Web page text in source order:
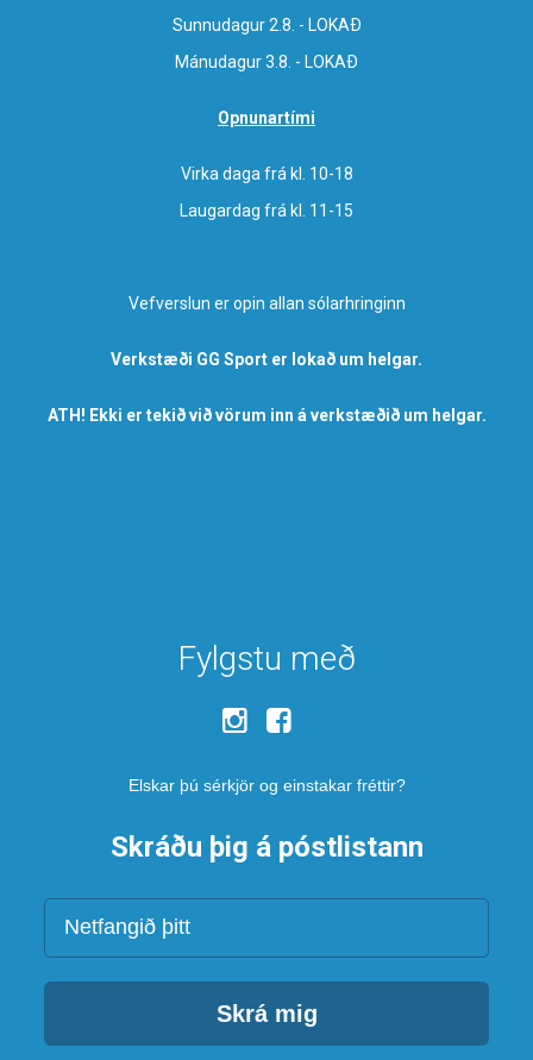
Sunnudagur 2.8. - LOKAÐ
Mánudagur 3.8. - LOKAÐ
Opnunartími
Virka daga frá kl. 10-18
Laugardag frá kl. 11-15
Vefverslun er opin allan sólarhringinn
Verkstæði GG Sport er lokað um helgar.
ATH! Ekki er tekið við vörum inn á verkstæðið um helgar.
Fylgstu með
Elskar þú sérkjör og einstakar fréttir?
Skráðu þig á póstlistann
Netfang
Skrá mig